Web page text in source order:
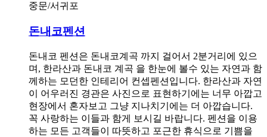
중문/서귀포
돈내코펜션
돈내코 펜션은 돈내코계곡 까지 걸어서 2분거리에 있으
며, 한라산과 돈내코 계곡 을 한눈에 볼수 있는 자연과 함
께하는 모던한 인테리어 컨셉펜션입니다. 한라산과 자연
이 어우러진 경관은 사진으로 표현하기에는 너무 아깝고
현장에서 혼자보고 그냥 지나치기에는 더 아깝습니다.
꼭 사랑하는 이들과 함게 보시길 바랍니다. 펜션을 이용
하는 모든 고객들이 따뜻하고 포근한 휴식으로 기쁨을